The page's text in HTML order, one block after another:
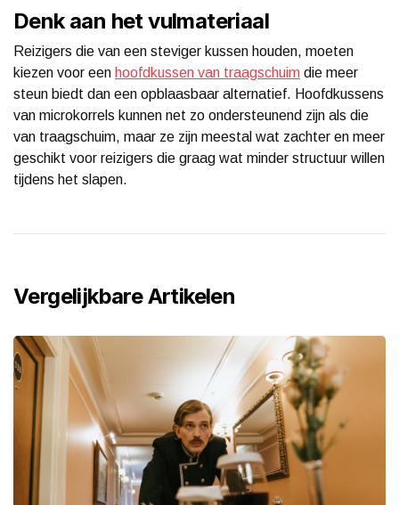
Denk aan het vulmateriaal
Reizigers die van een steviger kussen houden, moeten
kiezen voor een hoofdkussen van traagschuim die meer
steun biedt dan een opblaasbaar alternatief. Hoofdkussens
van microkorrels kunnen net zo ondersteunend zijn als die
van traagschuim, maar ze zijn meestal wat zachter en meer
geschikt voor reizigers die graag wat minder structuur willen
tijdens het slapen.
Vergelijkbare Artikelen